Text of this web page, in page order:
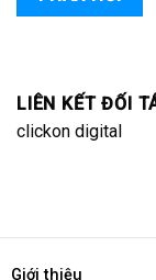
LIÊN KẾT ĐỐI
clickon digital
Giới thiệu